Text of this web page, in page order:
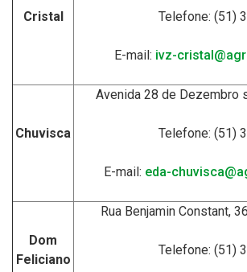
Cristal Telefone: (51)
E-mail: ivz-
Chuvisca
Avenida 28 de Dezembro
Telefone: (51)
E-mail: eda-
Dom
Feliciano
Rua Benjamin Constant,
Telefone: (51)